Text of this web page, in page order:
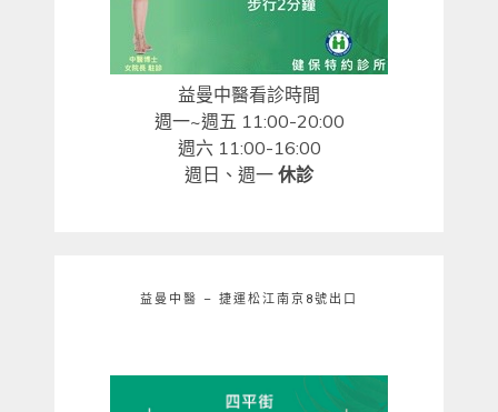
益曼中醫看診時間
週一~週五 11:00-20:00
週六 11:00-16:00
週日、週一 休診
益曼中醫 – 捷運松江南京8號出口